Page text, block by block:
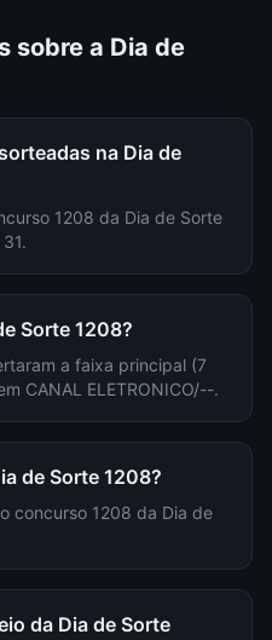
sobre a Dia de
na Dia de
1208 da Dia de Sorte
Sorte 1208?
a faixa principal (7
CANAL ELETRONICO/--.
de Sorte 1208?
concurso 1208 da Dia de
da Dia de Sorte